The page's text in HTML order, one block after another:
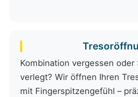
Kombination vergessen oder
verlegt? Wir öffnen Ihren
mit Fingerspitzengefühl –